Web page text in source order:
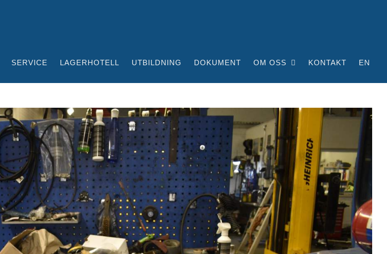
SERVICE LAGERHOTELL UTBILDNING DOKUMENT OM OSS KONTAKT EN